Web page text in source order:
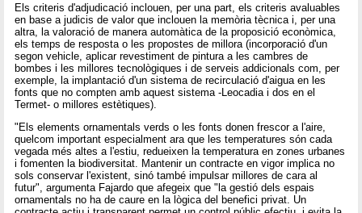
Els criteris d'adjudicació inclouen, per una part, els criteris avaluables
en base a judicis de valor que inclouen la memòria tècnica i, per una
altra, la valoració de manera automàtica de la proposició econòmica,
els temps de resposta o les propostes de millora (incorporació d'un
segon vehicle, aplicar revestiment de pintura a les cambres de
bombes i les millores tecnològiques i de serveis addicionals com, per
exemple, la implantació d'un sistema de recirculació d'aigua en les
fonts que no compten amb aquest sistema -Leocadia i dos en el
Termet- o millores estètiques).
"Els elements ornamentals verds o les fonts donen frescor a l'aire,
quelcom important especialment ara que les temperatures són cada
vegada més altes a l'estiu, redueixen la temperatura en zones urbanes
i fomenten la biodiversitat. Mantenir un contracte en vigor implica no
sols conservar l'existent, sinó també impulsar millores de cara al
futur", argumenta Fajardo que afegeix que "la gestió dels espais
ornamentals no ha de caure en la lògica del benefici privat. Un